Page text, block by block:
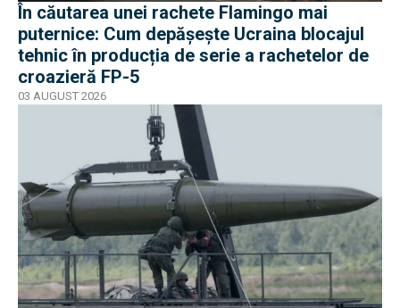
În căutarea unei rachete Flamingo mai
puternice: Cum depășește Ucraina blocajul
tehnic în producția de serie a rachetelor de
croazieră FP-5
03 AUGUST 2026